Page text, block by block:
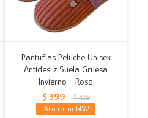
Pantuflas Peluche Unisex
Antidesliz Suela Gruesa
Invierno - Rosa
$ 399 $ 469
14